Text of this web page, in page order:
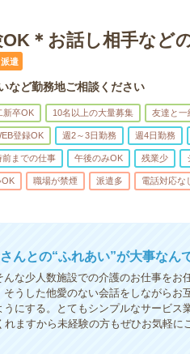
OK＊お話し相手など
派遣
ど勤務地ご相談ください
新卒OK 10名以上の大量募集 友達と一
登録OK 週2～3日勤務 週4日勤務
前までの仕事 午後のみOK 残業少
OK 職場が禁煙 派遣多 電話対応な
んとの“ふれあい”が大事なんで
な少人数施設での介護のお仕事をお
うした他愛のない会話をしながらお
にする。とてもシンプルなサービス
ますから未経験の方もぜひお気軽に